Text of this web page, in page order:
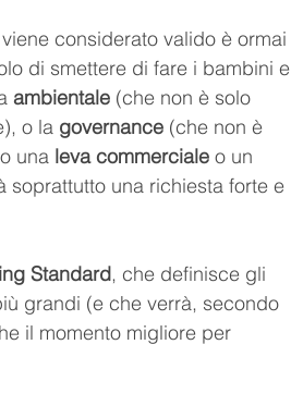
considerato valido è ormai
di smettere di fare i bambini e
ambientale (che non è solo
o la governance (che non è
una leva commerciale o un
soprattutto una richiesta forte e
Standard, che definisce gli
grandi (e che verrà, secondo
il momento migliore per